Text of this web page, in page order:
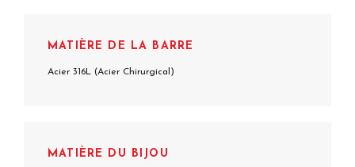
MATIÈRE DE LA BARRE
Acier 316L (Acier Chirurgical)
MATIÈRE DU BIJOU